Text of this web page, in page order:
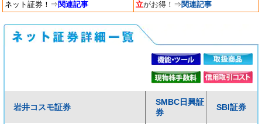
ネット証券！ ⇒関連記事
立がお得！ ⇒関連記事
岩井コスモ証券
SMBC日興証
券
SBI証券